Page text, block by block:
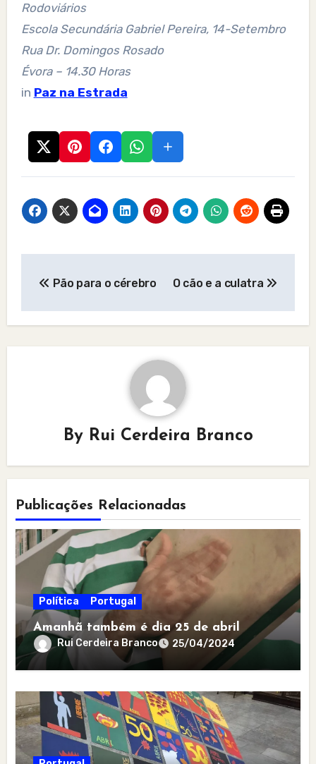
Rodoviários
Escola Secundária Gabriel Pereira, 14-Setembro
Rua Dr. Domingos Rosado
Évora – 14.30 Horas
in Paz na Estrada
navigation
Pão para o cérebro O cão e a culatra
By Rui Cerdeira Branco
Publicações Relacionadas
Política Portugal
Amanhã também é dia 25 de abril
Rui Cerdeira Branco 25/04/2024